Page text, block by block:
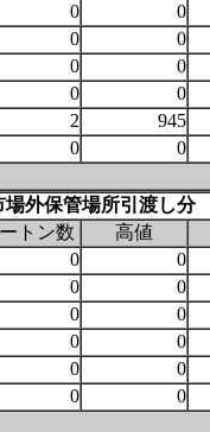
0
0
0
0
0 0
0
0
2
945
0
0
場外保管場所引渡し分
トン数 高値
0
0
0
0
0 0
0
0
0
0
0
0